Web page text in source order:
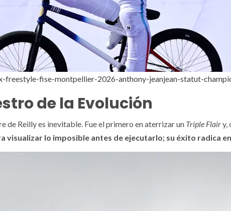
fise-montpellier-2026-anthony-jeanjean-statut-
de la Evolución
de Reilly es inevitable. Fue el primero en aterrizar un Triple Flairy,
visualizar lo imposible antes de ejecutarlo; su éxito radica